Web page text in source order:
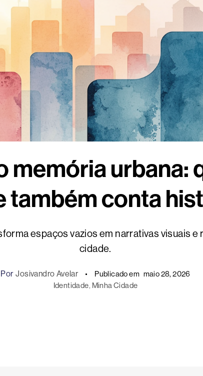
urbana:
também conta
espaços vazios em narrativas visuais
cidade.
Por Josivandro Avelar Publicado em maio 28, 2026
Identidade, Minha Cidade